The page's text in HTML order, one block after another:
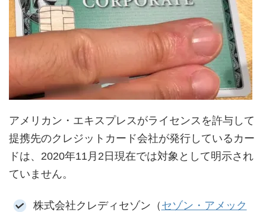
アメリカン・エキスプレスがライセンスを許与して
提携先のクレジットカード会社が発行しているカー
ドは、2020年11月2日現在では対象として明示され
ていません。
株式会社クレディセゾン（ セゾン・アメック